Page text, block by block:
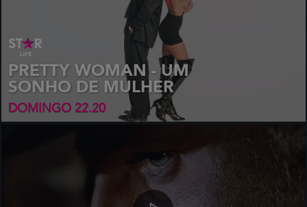
PRETTY WOMAN - UM
SONHO DE MULHER
DOMINGO 22.20